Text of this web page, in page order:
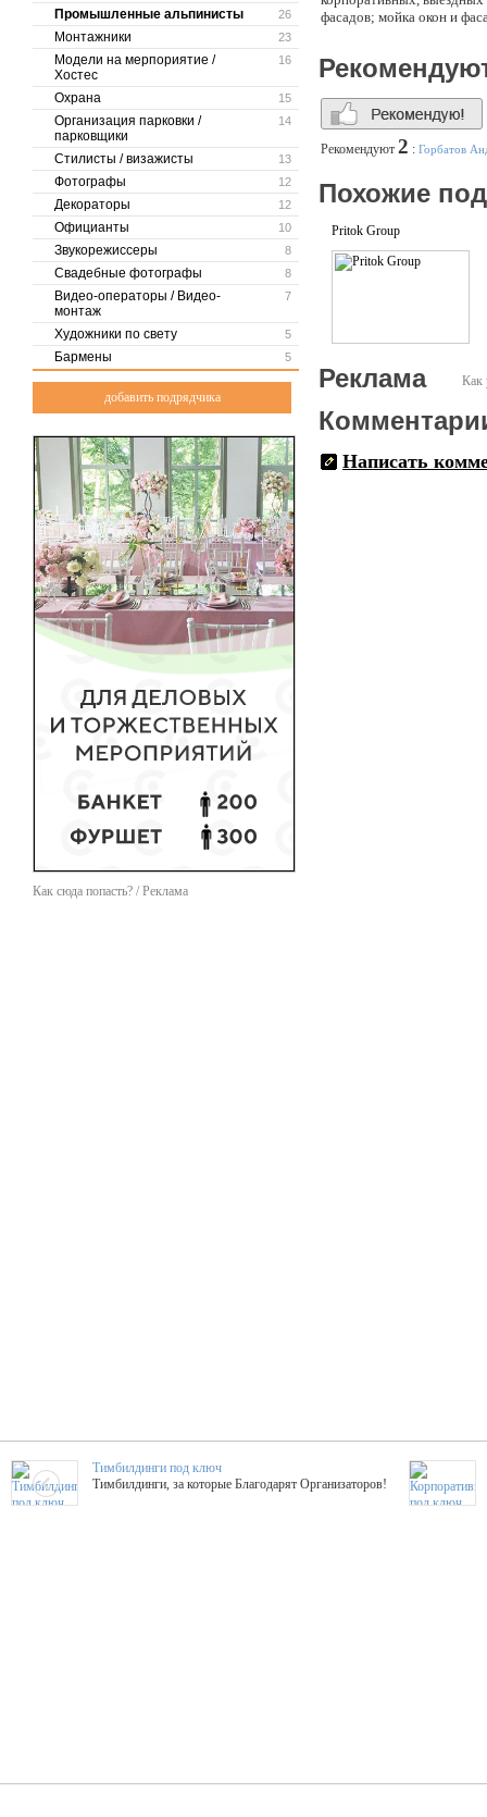
26
Промышленные альпинисты
23
Монтажники
16
Модели на мерпориятие /
Хостес
15
Охрана
14
Организация парковки /
парковщики
13
Стилисты / визажисты
12
Фотографы
12
Декораторы
10
Официанты
8
Звукорежиссеры
8
Свадебные фотографы
7
Видео-операторы / Видео-
монтаж
5
Художники по свету
5
Бармены
добавить подрядчика
Как сюда попасть? / Реклама
фасадов; мойка окон и
Компании, входящие в
допуске к работам по
о допуске к работам,
29042010-7716531742-2
Москве и Московской
государственную тайну.
компания «Сибирский
ТСЖ, Управляющие
Рекомендуют 2 : Горбатов
Похожие
Pritok Group
Как
Реклама
Написать
Тимбилдинги под ключ
Тимбилдинги, за которые Благодарят Организаторов!